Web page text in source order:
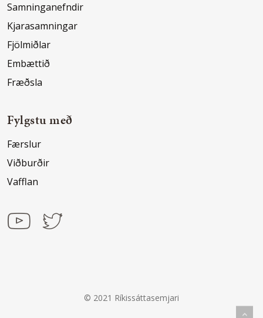
Samninganefndir
Kjarasamningar
Fjölmiðlar
Embættið
Fræðsla
Fylgstu með
Færslur
Viðburðir
Vafflan
© 2021 Ríkissáttasemjari